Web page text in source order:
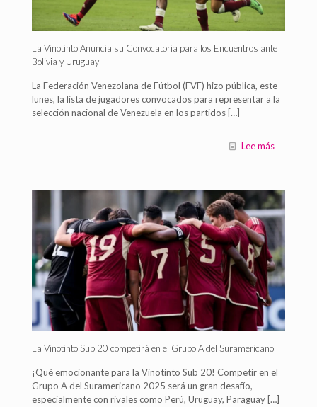
La Vinotinto Anuncia su Convocatoria para los Encuentros ante
Bolivia y Uruguay
La Federación Venezolana de Fútbol (FVF) hizo pública, este
lunes, la lista de jugadores convocados para representar a la
selección nacional de Venezuela en los partidos […]
Lee más
La Vinotinto Sub 20 competirá en el Grupo A del Suramericano
¡Qué emocionante para la Vinotinto Sub 20! Competir en el
Grupo A del Suramericano 2025 será un gran desafío,
especialmente con rivales como Perú, Uruguay, Paraguay […]